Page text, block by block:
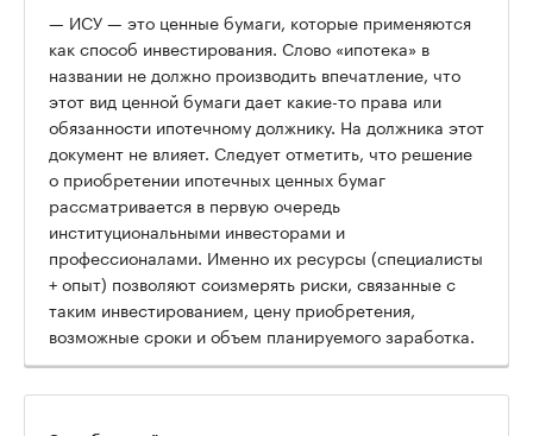
— ИСУ — это ценные бумаги, которые применяются
как способ инвестирования. Слово «ипотека» в
названии не должно производить впечатление, что
этот вид ценной бумаги дает какие-то права или
обязанности ипотечному должнику. На должника этот
документ не влияет. Следует отметить, что решение
о приобретении ипотечных ценных бумаг
рассматривается в первую очередь
институциональными инвесторами и
профессионалами. Именно их ресурсы (специалисты
+ опыт) позволяют соизмерять риски, связанные с
таким инвестированием, цену приобретения,
возможные сроки и объем планируемого заработка.